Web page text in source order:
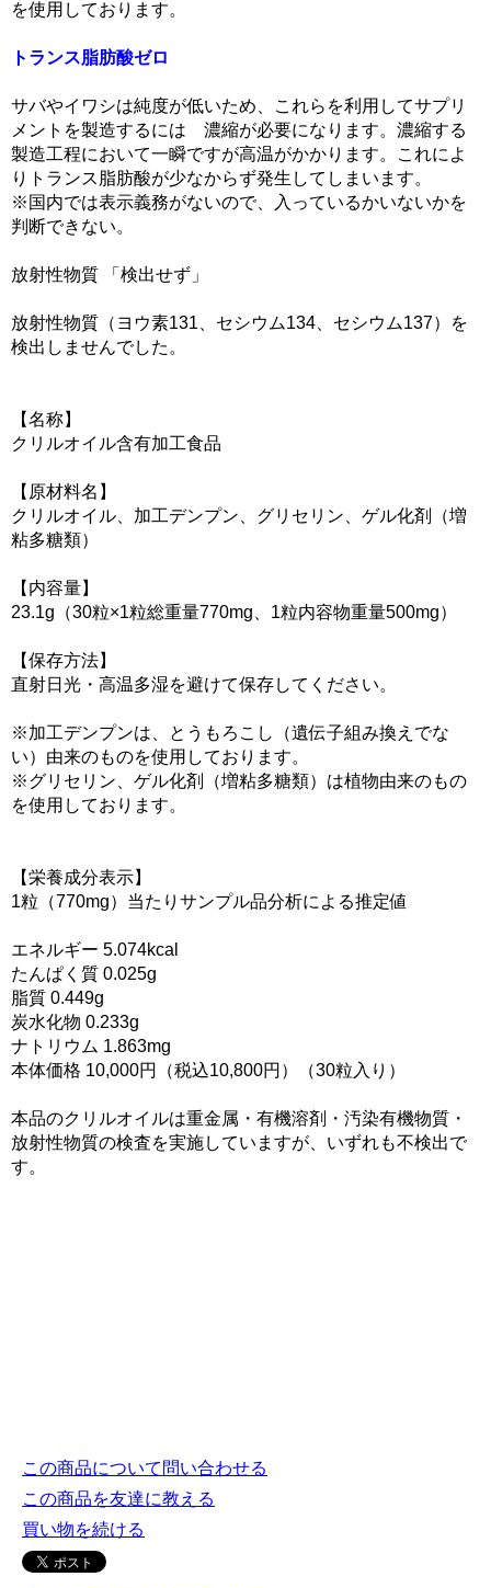
を使用しております。
トランス脂肪酸ゼロ
サバやイワシは純度が低いため、これらを利用してサプリ
メントを製造するには 濃縮が必要になります。濃縮する
製造工程において一瞬ですが高温がかかります。これによ
りトランス脂肪酸が少なからず発生してしまいます。
※国内では表示義務がないので、入っているかいないかを
判断できない。
放射性物質 「検出せず」
放射性物質（ヨウ素131、セシウム134、セシウム137）を
検出しませんでした。
【名称】
クリルオイル含有加工食品
【原材料名】
クリルオイル、加工デンプン、グリセリン、ゲル化剤（増
粘多糖類）
【内容量】
23.1g（30粒×1粒総重量770mg、1粒内容物重量500mg）
【保存方法】
直射日光・高温多湿を避けて保存してください。
※加工デンプンは、とうもろこし（遺伝子組み換えでな
い）由来のものを使用しております。
※グリセリン、ゲル化剤（増粘多糖類）は植物由来のもの
を使用しております。
【栄養成分表示】
1粒（770mg）当たりサンプル品分析による推定値
エネルギー 5.074kcal
たんぱく質 0.025g
脂質 0.449g
炭水化物 0.233g
ナトリウム 1.863mg
本体価格 10,000円（税込10,800円）（30粒入り）
本品のクリルオイルは重金属・有機溶剤・汚染有機物質・
放射性物質の検査を実施していますが、いずれも不検出で
す。
この商品について問い合わせる
この商品を友達に教える
買い物を続ける